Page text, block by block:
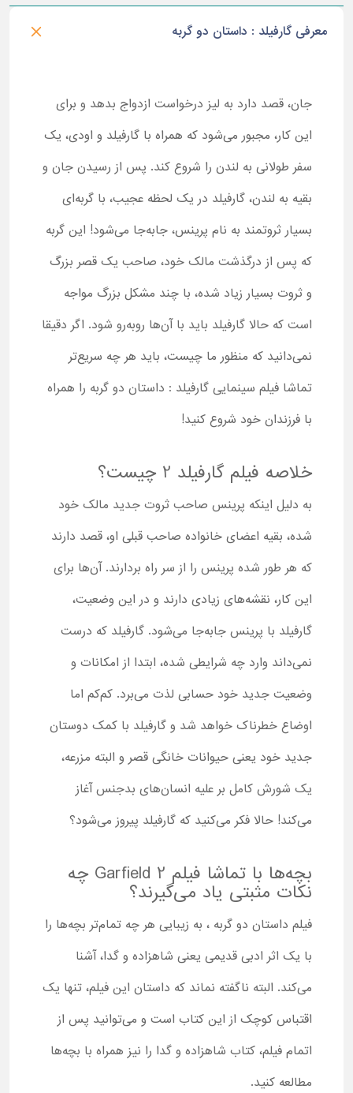
معرفی گارفیلد : داستان دو گربه
جان، قصد دارد به لیز درخواست ازدواج بدهد و برای
این کار، مجبور می‌شود که همراه با گارفیلد و اودی، یک
سفر طولانی به لندن را شروع کند. پس از رسیدن جان و
بقیه به لندن، گارفیلد در یک لحظه عجیب، با گربه‌ای
بسیار ثروتمند به نام پرینس، جابه‌جا می‌شود! این گربه
که پس از درگذشت مالک خود، صاحب یک قصر بزرگ
و ثروت بسیار زیاد شده، با چند مشکل بزرگ مواجه
است که حالا گارفیلد باید با آن‌ها روبه‌رو شود. اگر دقیقا
نمی‌دانید که منظور ما چیست، باید هر چه سریع‌تر
تماشا فیلم سینمایی گارفیلد : داستان دو گربه را همراه
با فرزندان خود شروع کنید!
خلاصه فیلم گارفیلد 2 چیست؟
به دلیل اینکه پرینس صاحب ثروت جدید مالک خود
شده، بقیه اعضای خانواده صاحب قبلی او، قصد دارند
که هر طور شده پرینس را از سر راه بردارند. آن‌ها برای
این کار، نقشه‌های زیادی دارند و در این وضعیت،
گارفیلد با پرینس جابه‌جا می‌شود. گارفیلد که درست
نمی‌داند وارد چه شرایطی شده، ابتدا از امکانات و
وضعیت جدید خود حسابی لذت می‌برد. کم‌کم اما
اوضاع خطرناک خواهد شد و گارفیلد با کمک دوستان
جدید خود یعنی حیوانات خانگی قصر و البته مزرعه،
یک شورش کامل بر علیه انسان‌های بدجنس آغاز
می‌کند! حالا فکر می‌کنید که گارفیلد پیروز می‌شود؟
بچه‌ها با تماشا فیلم Garfield 2 چه
نکات مثبتی یاد می‌گیرند؟
فیلم داستان دو گربه ، به زیبایی هر چه تمام‌تر بچه‌ها را
با یک اثر ادبی قدیمی یعنی شاهزاده و گدا، آشنا
می‌کند. البته ناگفته نماند که داستان این فیلم، تنها یک
اقتباس کوچک از این کتاب است و می‌توانید پس از
اتمام فیلم، کتاب شاهزاده و گدا را نیز همراه با بچه‌ها
مطالعه کنید.